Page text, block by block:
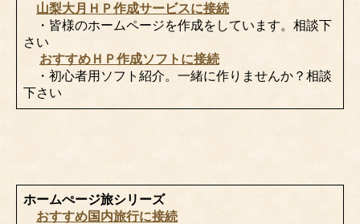
山梨大月ＨＰ作成サービスに接続
・皆様のホームページを作成をしています。相談下
さい
おすすめＨＰ作成ソフトに接続
・初心者用ソフト紹介。一緒に作りませんか？相談
下さい
ホームぺージ旅シリーズ
おすすめ国内旅行に接続